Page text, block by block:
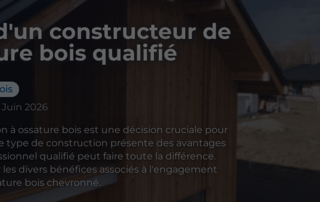
constructeur de
bois qualifié
Juin 2026
à ossature bois est une décision cruciale pour
type de construction présente des avantages
qualifié peut faire toute la différence.
divers bénéfices associés à l'engagement
bois chevronné.